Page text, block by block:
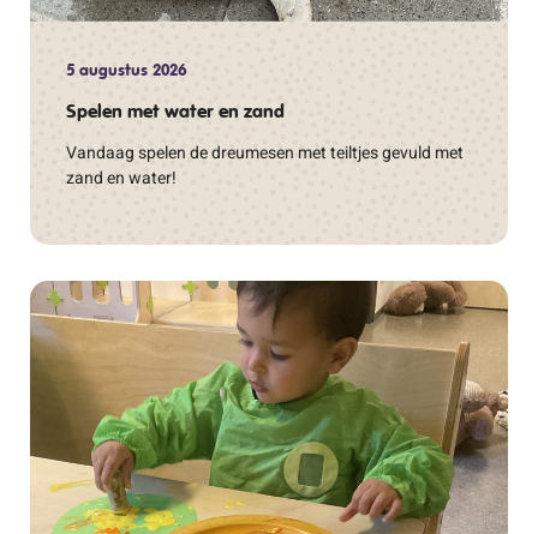
5 augustus 2026
Spelen met water en zand
Vandaag spelen de dreumesen met teiltjes gevuld met
zand en water!